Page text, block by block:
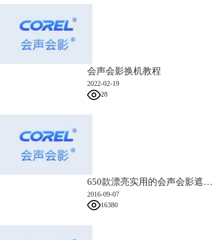
会声会影换机教程
2022-02-19
28
650款漂亮实用的会声会影遮罩素材
2016-09-07
16380